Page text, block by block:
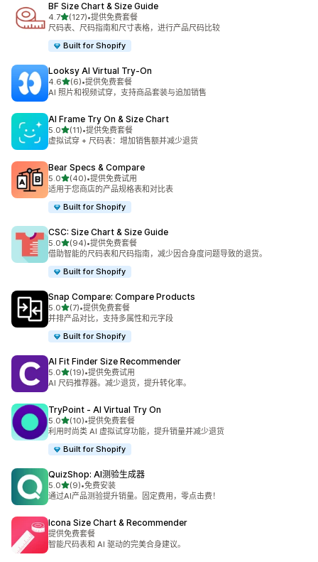
BF Size Chart & Size Guide
4.7星（满分 5 星）
(127)
总共 127 条评论
•提供免费套餐
尺码表、尺码指南和尺寸表格，进行产品尺码比较
Built for Shopify
Looksy AI Virtual Try‑On
4.6星（满分 5 星）
(6)
总共 6 条评论
•提供免费套餐
AI 照片和视频试穿，支持商品套装与追加销售
AI Frame Try On & Size Chart
5.0星（满分 5 星）
(11)
总共 11 条评论
•提供免费套餐
虚拟试穿 + 尺码表：增加销售额并减少退货
Bear Specs & Compare
5.0星（满分 5 星）
(40)
总共 40 条评论
•提供免费试用
适用于您商店的产品规格表和对比表
Built for Shopify
CSC: Size Chart & Size Guide
5.0星（满分 5 星）
(94)
总共 94 条评论
•提供免费套餐
借助智能的尺码表和尺码指南，减少因合身度问题导致的退货。
Built for Shopify
Snap Compare: Compare Products
5.0星（满分 5 星）
(7)
总共 7 条评论
•提供免费套餐
并排产品对比，支持多属性和元字段
Built for Shopify
AI Fit Finder Size Recommender
5.0星（满分 5 星）
(19)
总共 19 条评论
•提供免费试用
AI 尺码推荐器。减少退货，提升转化率。
TryPoint ‑ AI Virtual Try On
5.0星（满分 5 星）
(10)
总共 10 条评论
•提供免费套餐
利用时尚类 AI 虚拟试穿功能，提升销量并减少退货
Built for Shopify
QuizShop: AI测验生成器
5.0星（满分 5 星）
(9)
总共 9 条评论
•免费安装
通过AI产品测验提升销量。固定费用，零点击费！
Icona Size Chart & Recommender
提供免费套餐
智能尺码表和 AI 驱动的完美合身建议。